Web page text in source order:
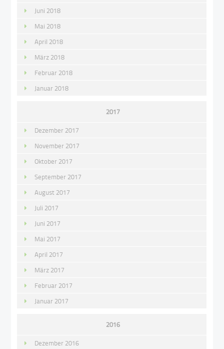
Juni 2018
Mai 2018
April 2018
März 2018
Februar 2018
Januar 2018
2017
Dezember 2017
November 2017
Oktober 2017
September 2017
August 2017
Juli 2017
Juni 2017
Mai 2017
April 2017
März 2017
Februar 2017
Januar 2017
2016
Dezember 2016